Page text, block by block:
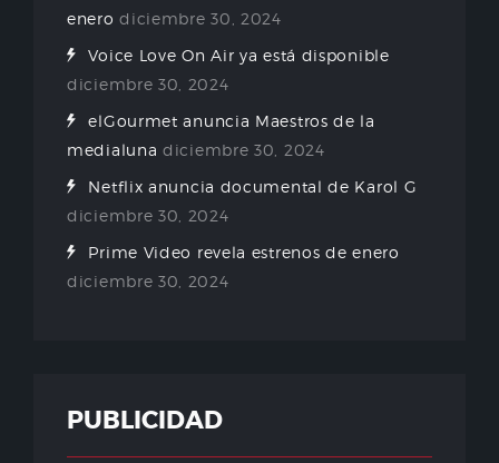
enero diciembre 30, 2024
Voice Love On Air ya está disponible
diciembre 30, 2024
elGourmet anuncia Maestros de la
medialuna diciembre 30, 2024
Netflix anuncia documental de Karol G
diciembre 30, 2024
Prime Video revela estrenos de enero
diciembre 30, 2024
PUBLICIDAD